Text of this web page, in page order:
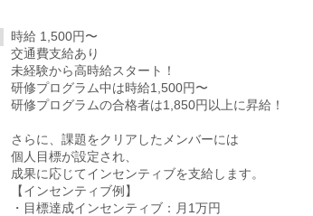
時給 1,500円〜
交通費支給あり
未経験から高時給スタート！
研修プログラム中は時給1,500円〜
研修プログラムの合格者は1,850円以上に昇給！
さらに、課題をクリアしたメンバーには
個人目標が設定され、
成果に応じてインセンティブを支給します。
【インセンティブ例】
・目標達成インセンティブ：月1万円